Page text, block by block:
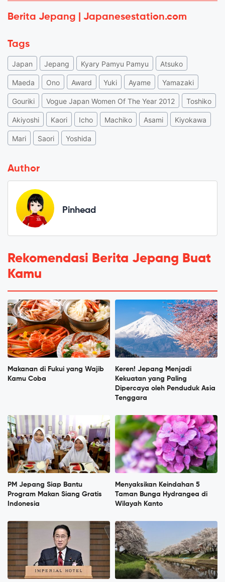
Berita Jepang | Japanesestation.com
Tags
Japan Jepang Kyary Pamyu Pamyu Atsuko
Maeda Ono Award Yuki Ayame Yamazaki
Gouriki Vogue Japan Women Of The Year 2012 Toshiko
Akiyoshi Kaori Icho Machiko Asami Kiyokawa
Mari Saori Yoshida
Author
Pinhead
Rekomendasi Berita Jepang Buat
Kamu
Makanan di Fukui yang Wajib
Kamu Coba
Keren! Jepang Menjadi
Kekuatan yang Paling
Dipercaya oleh Penduduk Asia
Tenggara
PM Jepang Siap Bantu
Program Makan Siang Gratis
Indonesia
Menyaksikan Keindahan 5
Taman Bunga Hydrangea di
Wilayah Kanto